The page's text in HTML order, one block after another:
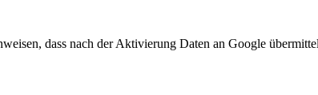
dass nach der Aktivierung Daten an Google